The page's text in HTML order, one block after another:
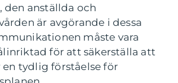
den anställda och
är avgörande i dessa
måste vara
för att säkerställa att
en tydlig förståelse för